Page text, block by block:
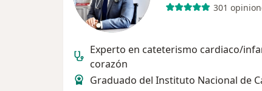
301
Experto en cateterismo cardiaco/
corazón
Graduado del Instituto Nacional de